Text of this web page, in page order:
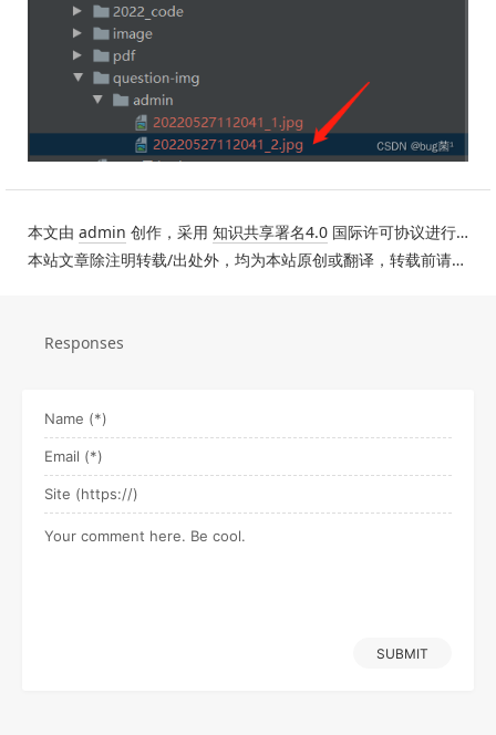
本文由 admin 创作，采用 知识共享署名4.0 国际许可协议进行许可。
本站文章除注明转载/出处外，均为本站原创或翻译，转载前请务必署名。
Responses
SUBMIT